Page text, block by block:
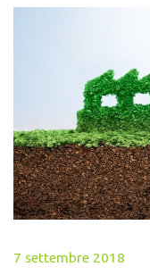
7 settembre 2018